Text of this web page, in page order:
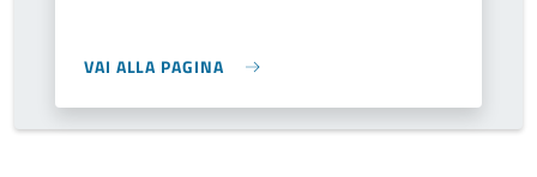
VAI ALLA PAGINA